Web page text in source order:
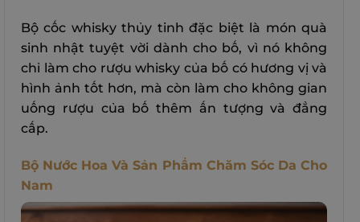
Bộ cốc whisky thủy tinh đặc biệt là món quà
sinh nhật tuyệt vời dành cho bố, vì nó không
chỉ làm cho rượu whisky của bố có hương vị và
hình ảnh tốt hơn, mà còn làm cho không gian
uống rượu của bố thêm ấn tượng và đẳng
cấp.
Bộ Nước Hoa Và Sản Phẩm Chăm Sóc Da Cho
Nam